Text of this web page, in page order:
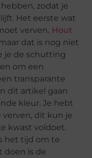
zodat je
Het eerste wat
verven. Hout
dat is nog niet
je de schutting
om een
transparante
dit artikel gaan
kleur. Je hebt
dit kun je
kwast voldoet.
het tijd om te
doen is de